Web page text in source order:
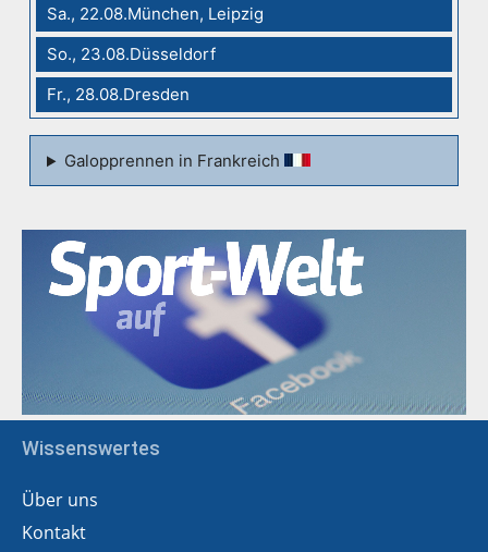
Sa., 22.08.München, Leipzig
So., 23.08.Düsseldorf
Fr., 28.08.Dresden
Galopprennen in Frankreich
Wissenswertes
Über uns
Kontakt